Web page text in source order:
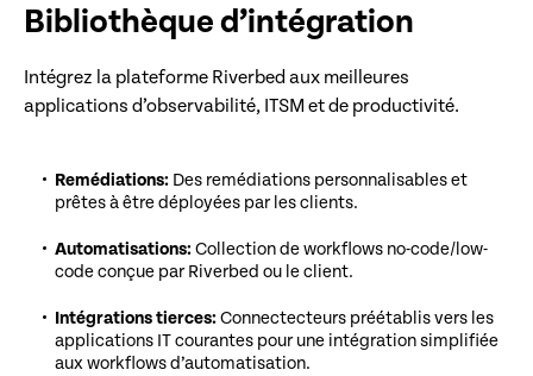
Bibliothèque d’intégration
Intégrez la plateforme Riverbed aux meilleures
applications d’observabilité, ITSM et de productivité.
Remédiations: Des remédiations personnalisables et
prêtes à être déployées par les clients.
Automatisations:Collection de workflows no-code/low-
code conçue par Riverbed ou le client.
Intégrations tierces:Connectecteurs préétablis vers les
applications IT courantes pour une intégration simplifiée
aux workflows d’automatisation.